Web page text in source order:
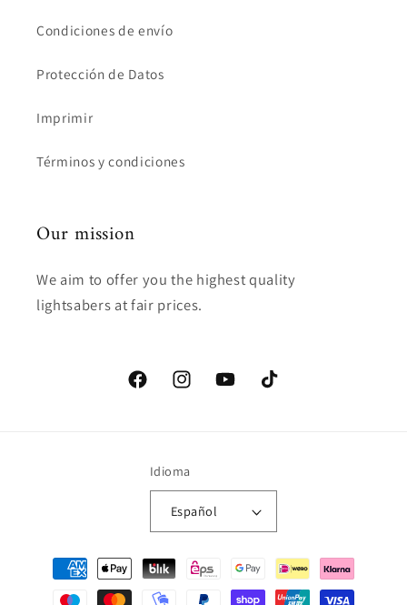
Condiciones de envío
Protección de Datos
Imprimir
Términos y condiciones
Our mission
We aim to offer you the highest quality
lightsabers at fair prices.
FacebookInstagramYouTubeTikTok
Idioma
Español
Formas